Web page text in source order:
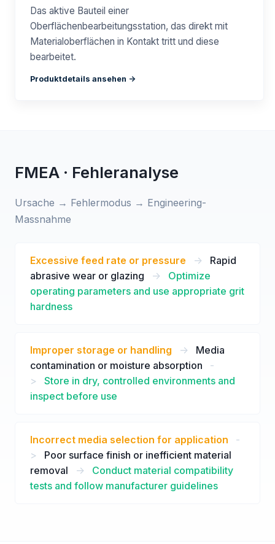
Das aktive Bauteil einer
Oberflächenbearbeitungsstation, das direkt mit
Materialoberflächen in Kontakt tritt und diese
bearbeitet.
Produktdetails ansehen ->
FMEA · Fehleranalyse
Ursache → Fehlermodus → Engineering-
Massnahme
Excessive feed rate or pressure ->
Rapid
abrasive wear or glazing
->
Optimize
operating parameters and use appropriate grit
hardness
Improper storage or handling ->
Media
contamination or moisture absorption
-
>
Store in dry, controlled environments and
inspect before use
Incorrect media selection for application
-
>
Poor surface finish or inefficient material
removal
->
Conduct material compatibility
tests and follow manufacturer guidelines